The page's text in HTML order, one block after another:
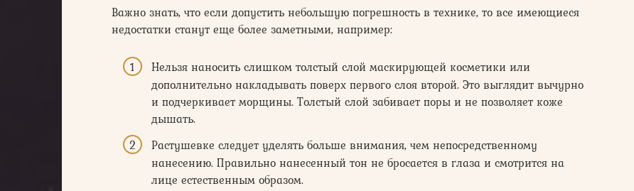
Важно знать, что если допустить небольшую погрешность в технике, то все имеющиеся
недостатки станут еще более заметными, например:
Нельзя наносить слишком толстый слой маскирующей косметики или
дополнительно накладывать поверх первого слоя второй. Это выглядит вычурно
и подчеркивает морщины. Толстый слой забивает поры и не позволяет коже
дышать.
Растушевке следует уделять больше внимания, чем непосредственному
нанесению. Правильно нанесенный тон не бросается в глаза и смотрится на
лице естественным образом.